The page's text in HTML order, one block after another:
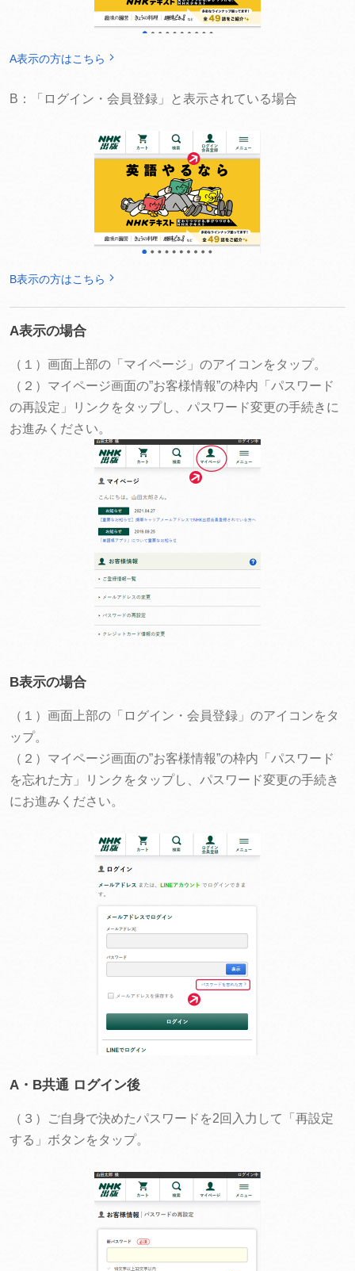
A表示の方はこちら
B：「ログイン・会員登録」と表示されている場合
B表示の方はこちら
A表示の場合
（１）画面上部の「マイページ」のアイコンをタップ。
（２）マイページ画面の”お客様情報”の枠内「パスワード
の再設定」リンクをタップし、パスワード変更の手続きに
お進みください。
B表示の場合
（１）画面上部の「ログイン・会員登録」のアイコンをタ
ップ。
（２）マイページ画面の”お客様情報”の枠内「パスワード
を忘れた方」リンクをタップし、パスワード変更の手続き
にお進みください。
A・B共通 ログイン後
（３）ご自身で決めたパスワードを2回入力して「再設定
する」ボタンをタップ。